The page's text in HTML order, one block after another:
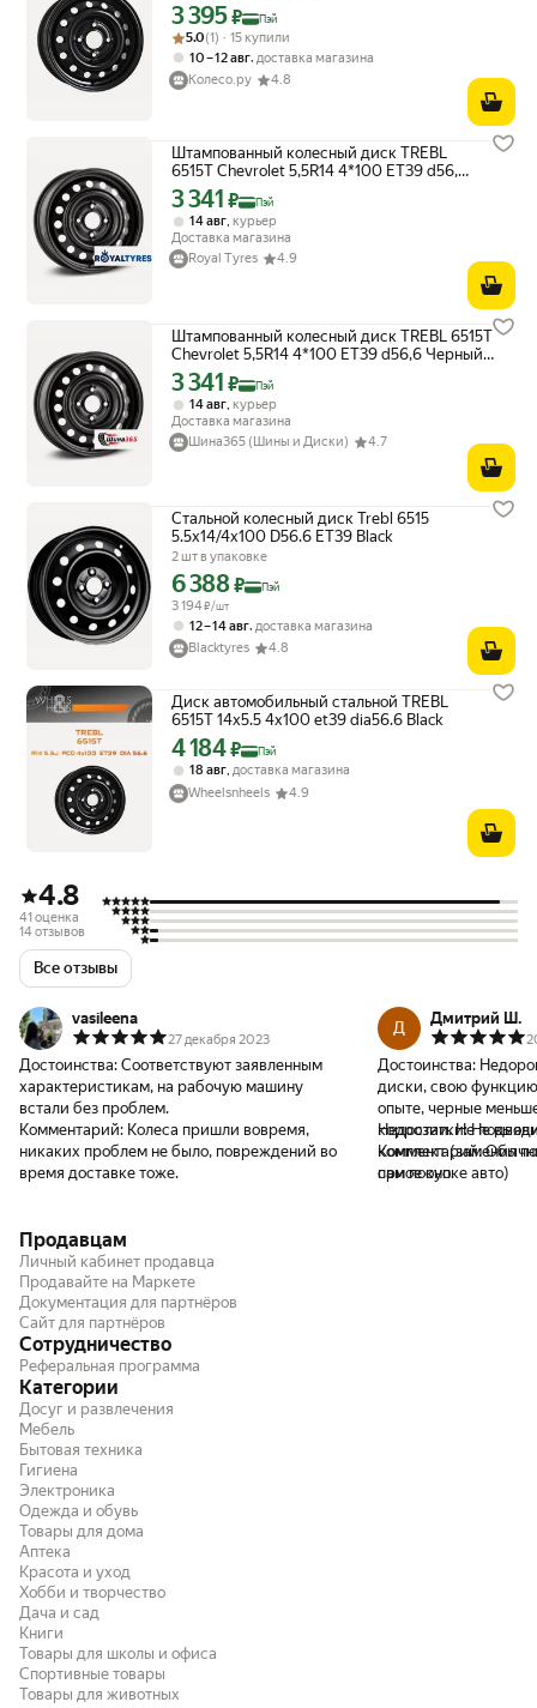
Цена с картой Яндекс Пэй 3395 ₽ вместо
3 395₽ Пэй
Рейтинг товара: 5.0 из 5
Оценок: (1) · 15 купили
5.0(1) · 15 купили
10 – 12 авг, доставка магазина
Колесо.ру
4.8
Штампованный колесный диск TREBL
6515T Chevrolet 5,5R14 4*100 ET39 d56,6
Черный Black
Цена с картой Яндекс Пэй 3341 ₽ вместо
3 341 ₽ Пэй
14 авг, курьер
Доставка магазина
Royal Tyres
4.9
Штампованный колесный диск TREBL 6515T
Chevrolet 5,5R14 4*100 ET39 d56,6 Черный
Black
Цена с картой Яндекс Пэй 3341 ₽ вместо
3 341 ₽ Пэй
14 авг курьер
Доставка магазина
Шина365 (Шины и Диски)
4.7
Стальной колесный диск Trebl 6515
5.5x14/4x100 D56.6 ET39 Black
2 шт в упаковке
Цена с картой Яндекс Пэй 6388 ₽ вместо
6 388₽ Пэй
3 194₽/шт
12 – 14 авг, доставка магазина
Blacktyres
4.8
Диск автомобильный стальной TREBL
6515T 14x5.5 4x100 et39 dia56.6 Black
Цена с картой Яндекс Пэй 4184 ₽ вместо
4 184₽ Пэй
18 авг, доставка магазина
Wheelsnheels
4.9
4.8
41 оценка
14 отзывов
Все отзывы
vasileena
27 декабря 2023
Достоинства: Соответствуют заявленным
характеристикам, на рабочую машину
встали без проблем.
Комментарий: Колеса пришли вовремя,
никаких проблем не было, повреждений во
время доставке тоже.
Д
Дмитрий Ш.
Достоинства:
диски, свою
опыте, черные
коррозии. Не
комплект (заменил
при покупке авто)
Недостатки: Не
Комментарий:
самое оно.
Продавцам
Личный кабинет продавца
Продавайте на Маркете
Документация для партнёров
Сайт для партнёров
Сотрудничество
Реферальная программа
Категории
Досуг и развлечения
Мебель
Бытовая техника
Гигиена
Электроника
Одежда и обувь
Товары для дома
Аптека
Красота и уход
Хобби и творчество
Дача и сад
Книги
Товары для школы и офиса
Спортивные товары
Товары для животных